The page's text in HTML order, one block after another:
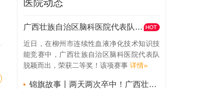
医院动态
广西壮族自治区脑科医院代表队获柳州市连续性血液净化技术知识技能竞赛二等奖
近日，在柳州市连续性血液净化技术知识技
能竞赛中，广西壮族自治区脑科医院代表队
脱颖而出，荣获二等奖！该项赛事 详情»
锦旗故事丨两天两次卒中！广西壮族自治区脑科医院取栓手术造生机